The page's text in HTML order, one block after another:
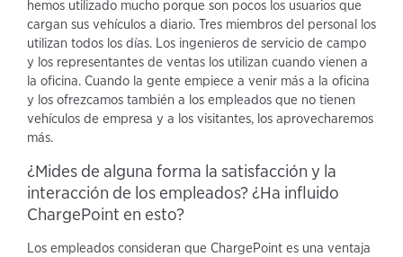
hemos utilizado mucho porque son pocos los usuarios que
cargan sus vehículos a diario. Tres miembros del personal los
utilizan todos los días. Los ingenieros de servicio de campo
y los representantes de ventas los utilizan cuando vienen a
la oficina. Cuando la gente empiece a venir más a la oficina
y los ofrezcamos también a los empleados que no tienen
vehículos de empresa y a los visitantes, los aprovecharemos
más.
¿Mides de alguna forma la satisfacción y la
interacción de los empleados? ¿Ha influido
ChargePoint en esto?
Los empleados consideran que ChargePoint es una ventaja